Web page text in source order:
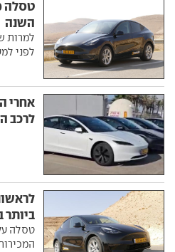
השנה
למרות
לפני
לרכב
טסלה